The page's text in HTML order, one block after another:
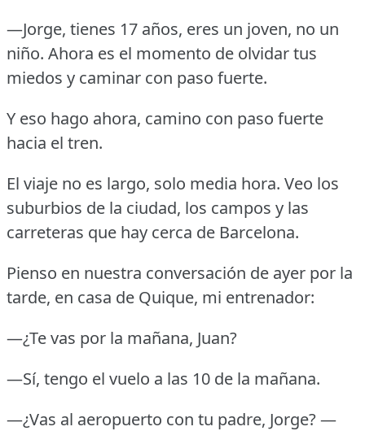
—Jorge, tienes 17 años, eres un joven, no un
niño. Ahora es el momento de olvidar tus
miedos y caminar con paso fuerte.
Y eso hago ahora, camino con paso fuerte
hacia el tren.
El viaje no es largo, solo media hora. Veo los
suburbios de la ciudad, los campos y las
carreteras que hay cerca de Barcelona.
Pienso en nuestra conversación de ayer por la
tarde, en casa de Quique, mi entrenador:
—¿Te vas por la mañana, Juan?
—Sí, tengo el vuelo a las 10 de la mañana.
—¿Vas al aeropuerto con tu padre, Jorge?—